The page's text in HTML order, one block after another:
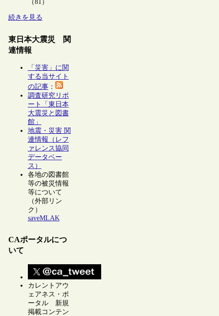
（81）
続きを見る
東日本大震災 関
連情報
「災害」に関
する当サイト
の記事：
調査研究リポ
ート「東日本
大震災と図書
館」
地震・災害 関
連情報（レフ
ァレンス協同
データベー
ス）
各地の図書館
等の被災情報
等について
（外部リン
ク）
saveMLAK
CAポータルにつ
いて
カレントアウ
ェアネス・ポ
ータル 新規
掲載コンテン